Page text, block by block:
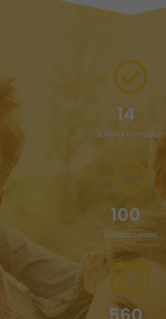
14 +
turmas formadas
100
colaboradores